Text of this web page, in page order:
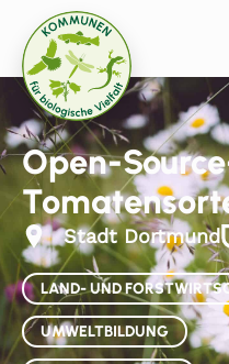
Open-
Stadt Dortmund
LAND- UND
UMWELTBILDUNG